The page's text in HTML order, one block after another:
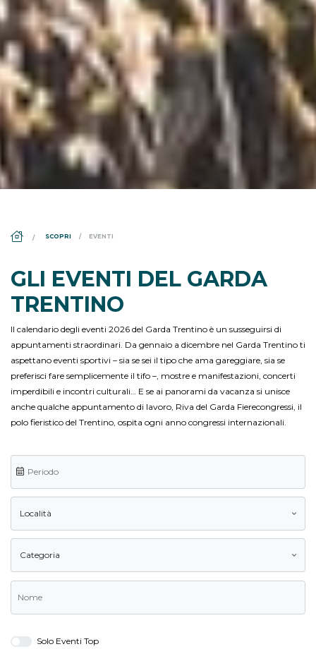
SCOPRI EVENTI
GLI EVENTI DEL GARDA
TRENTINO
Il calendario degli eventi 2026 del Garda Trentino è un susseguirsi di
appuntamenti straordinari. Da gennaio a dicembre nel Garda Trentino ti
aspettano eventi sportivi – sia se sei il tipo che ama gareggiare, sia se
preferisci fare semplicemente il tifo –, mostre e manifestazioni, concerti
imperdibili e incontri culturali… E se ai panorami da vacanza si unisce
anche qualche appuntamento di lavoro, Riva del Garda Fierecongressi, il
polo fieristico del Trentino, ospita ogni anno congressi internazionali.
Località
Categoria
Solo Eventi Top